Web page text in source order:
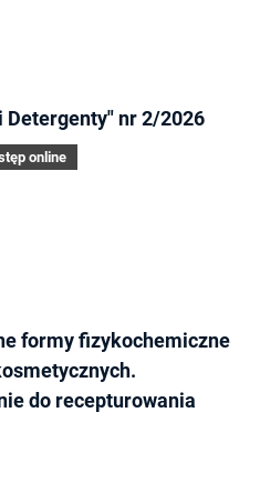
Detergenty" nr 2/2026
online
formy fizykochemiczne
do recepturowania